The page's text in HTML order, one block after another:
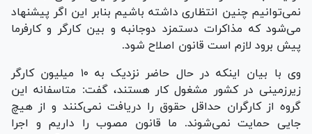
نمی‌توانیم چنین انتظاری داشته باشیم بنابر این اگر پیشنهاد
می‌شود که مذاکرات دستمزد دوجانبه و بین کارگر و کارفرما
پیش برود لازم است قانون اصلاح شود.
وی با بیان اینکه در حال حاضر نزدیک به ۱۰ میلیون کارگر
زیرزمینی در کشور مشغول کار هستند، گفت: متاسفانه این
گروه از کارگران حداقل حقوق را دریافت نمی‌کنند و از هیچ
جایی حمایت نمی‌شوند. ما قانون مصوب را داریم و اجرا